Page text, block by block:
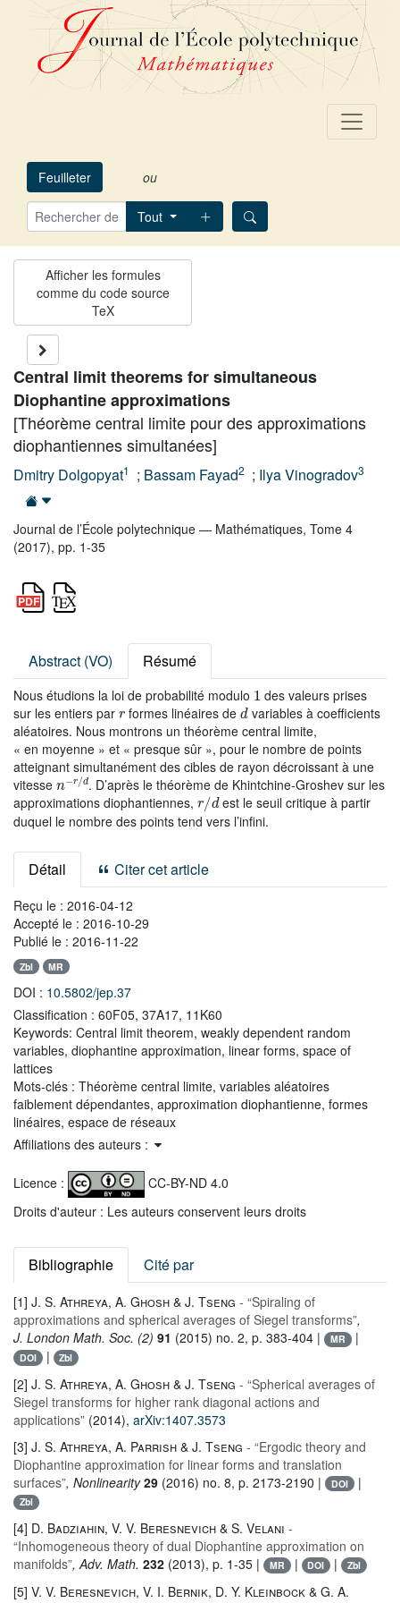
Feuilleter ou
Tout
Central limit theorems for simultaneous
Diophantine approximations
[Théorème central limite pour des approximations
diophantiennes simultanées]
Dmitry Dolgopyat1 ; Bassam Fayad2 ; Ilya Vinogradov3
Journal de l’École polytechnique — Mathématiques, Tome 4
(2017), pp. 1-35
Abstract (VO) Résumé
Nous étudions la loi de probabilité modulo 1des valeurs prises
sur les entiers par r formes linéaires dedvariables à coefficients
aléatoires. Nous montrons un théorème central limite,
« en moyenne » et « presque sûr », pour le nombre de points
atteignant simultanément des cibles de rayon décroissant à une
vitesse n-r/d. D’après le théorème de Khintchine-Groshev sur les
approximations diophantiennes, r/d est le seuil critique à partir
duquel le nombre des points tend vers l’infini.
Détail Citer cet article
Reçu le : 2016-04-12
Accepté le : 2016-10-29
Publié le : 2016-11-22
Zbl MR
DOI : 10.5802/jep.37
Classification : 60F05, 37A17, 11K60
Keywords: Central limit theorem, weakly dependent random
variables, diophantine approximation, linear forms, space of
lattices
Mots-clés : Théorème central limite, variables aléatoires
faiblement dépendantes, approximation diophantienne, formes
linéaires, espace de réseaux
Affiliations des auteurs :
Licence :
CC-BY-ND 4.0
Droits d'auteur : Les auteurs conservent leurs droits
Bibliographie Cité par
[1] J. S. Athreya, A. Ghosh & J. Tseng - “Spiraling of
approximations and spherical averages of Siegel transforms”,
J. London Math. Soc. (2) 91 (2015) no. 2, p. 383-404 | MR |
DOI | Zbl
[2] J. S. Athreya, A. Ghosh & J. Tseng - “Spherical averages of
Siegel transforms for higher rank diagonal actions and
applications” (2014), arXiv:1407.3573
[3] J. S. Athreya, A. Parrish & J. Tseng - “Ergodic theory and
Diophantine approximation for linear forms and translation
surfaces”, Nonlinearity29 (2016) no. 8, p. 2173-2190 | DOI |
Zbl
[4] D. Badziahin, V. V. Beresnevich & S. Velani -
“Inhomogeneous theory of dual Diophantine approximation on
manifolds”, Adv. Math. 232 (2013), p. 1-35 | MR | DOI | Zbl
[5] V. V. Beresnevich, V. I. Bernik, D. Y. Kleinbock & G. A.